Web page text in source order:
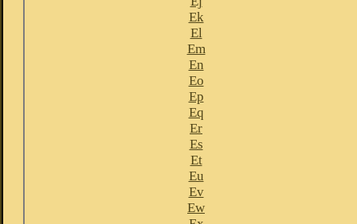
Ek
El
Em
En
Eo
Ep
Eq
Er
Es
Et
Eu
Ev
Ew